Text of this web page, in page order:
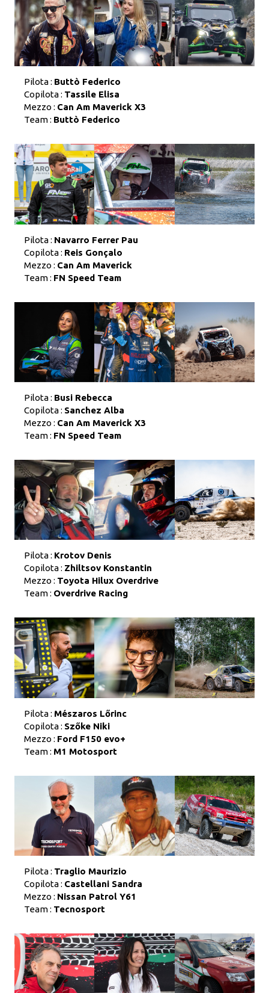
Pilota : Buttò Federico
Copilota : Tassile Elisa
Mezzo : Can Am Maverick X3
Team : Buttò Federico
Pilota : Navarro Ferrer Pau
Copilota : Reis Gonçalo
Mezzo : Can Am Maverick
Team : FN Speed Team
Pilota : Busi Rebecca
Copilota : Sanchez Alba
Mezzo : Can Am Maverick X3
Team : FN Speed Team
Pilota : Krotov Denis
Copilota : Zhiltsov Konstantin
Mezzo : Toyota Hilux Overdrive
Team : Overdrive Racing
Pilota : Mészaros Lőrinc
Copilota : Szőke Niki
Mezzo : Ford F150 evo+
Team : M1 Motosport
Pilota : Traglio Maurizio
Copilota : Castellani Sandra
Mezzo : Nissan Patrol Y61
Team : Tecnosport